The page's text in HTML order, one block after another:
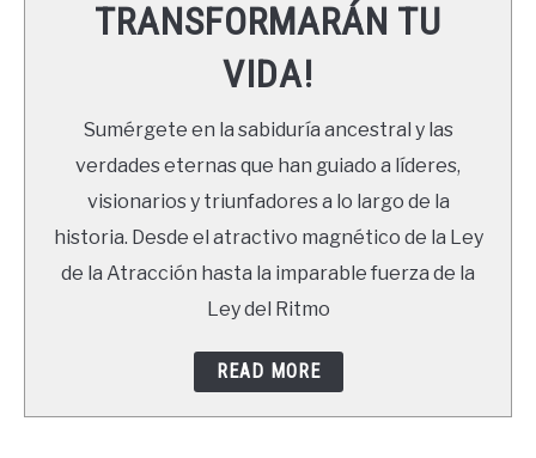
RECURSOS
NEWSLETTER
TRANSFORMARÁN TU
VIDA!
Sumérgete en la sabiduría ancestral y las
verdades eternas que han guiado a líderes,
visionarios y triunfadores a lo largo de la
historia. Desde el atractivo magnético de la Ley
de la Atracción hasta la imparable fuerza de la
Ley del Ritmo
READ MORE